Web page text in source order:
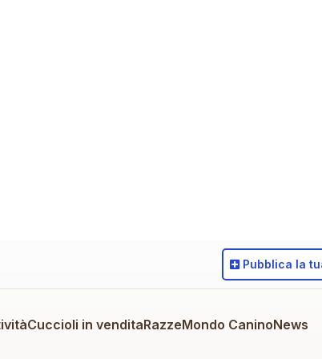
Cuccioli in venditaRazzeMondo CaninoNews
Pubblica la